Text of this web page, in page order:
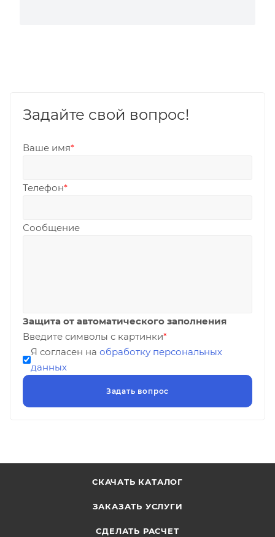
Задайте свой вопрос!
Ваше имя*
Телефон*
Сообщение
Защита от автоматического заполнения
Введите символы с картинки*
Я согласен на обработку персональных
данных
СКАЧАТЬ КАТАЛОГ
ЗАКАЗАТЬ УСЛУГИ
СДЕЛАТЬ РАСЧЕТ